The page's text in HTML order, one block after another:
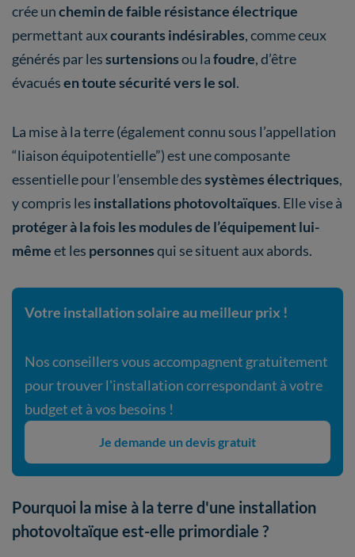
crée unchemin de faible résistance électrique
permettant auxcourants indésirables, comme ceux
générés par lessurtensionsou lafoudre, d’être
évacuésen toute sécurité vers le sol.
La mise à la terre (également connu sous l’appellation
“liaison équipotentielle”) est une composante
essentielle pour l’ensemble dessystèmes électriques,
y compris les installations photovoltaïques. Elle vise à
protéger à la fois les modules de l’équipement lui-
mêmeet les personnesqui se situent aux abords.
Votre installation solaire au meilleur prix !
Nos conseillers vous accompagnent gratuitement
pour trouver l'installation correspondant à votre
budget et à vos besoins !
Je demande un devis gratuit
Pourquoi la mise à la terre d'une installation
photovoltaïque est-elle primordiale ?